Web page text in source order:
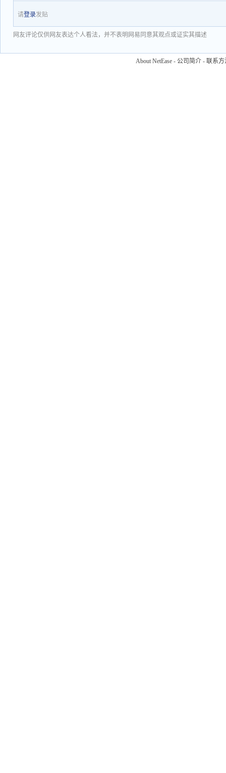
请登录发贴
网友评论仅供网友表达个人看法，并不表明网易同意其观点或证实其描述
About NetEase - 公司简介 - 联系方